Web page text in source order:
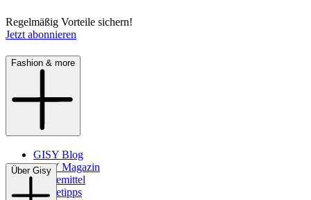
Regelmäßig Vorteile sichern!
Jetzt abonnieren
Fashion & more
GISY Blog
GISY Magazin
Pflegemittel
Pflegetipps
Über Gisy